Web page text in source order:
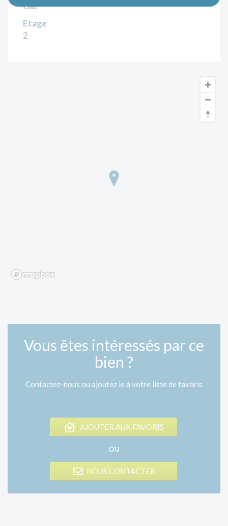
Gaz
Etage
2
Vous êtes intéressés par ce
bien ?
Contactez-nous ou ajoutez le à votre liste de favoris
AJOUTER AUX FAVORIS
OU
NOUS CONTACTER